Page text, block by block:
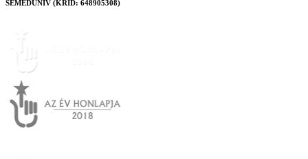
SEMEDUNIV (KRID: 648905308)